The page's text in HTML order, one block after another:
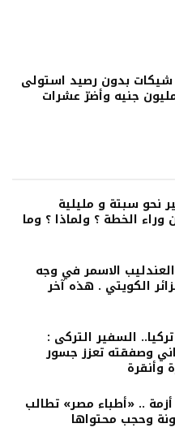
بدون رصيد استولى
أكثر من 150 مليون جنيه وأضرّ عشرات
نحو سبتة و مليلية
وراء الخطة ؟ ولماذا ؟ وما
الاسمر في وجه
الكويتي . هذه آخر
السفير التركى :
وصفقته تعزز جسور
وأنقرة
أزمة .. «أطباء مصر» تطالب
وحجب محتواها